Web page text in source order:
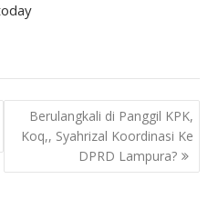
Berulangkali di Panggil KPK,
Koq,, Syahrizal Koordinasi Ke
DPRD Lampura?